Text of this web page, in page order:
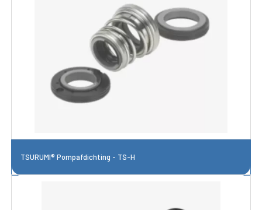
TSURUMI® Pompafdichting - TS-H